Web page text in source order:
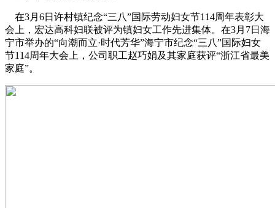
在3月6日许村镇纪念“三八”国际劳动妇女节114周年表彰大
会上，宏达高科妇联被评为镇妇女工作先进集体。在3月7日海
宁市举办的“向潮而立·时代芳华”海宁市纪念“三八”国际妇女
节114周年大会上，公司职工赵巧娟及其家庭获评“浙江省最美
家庭”。